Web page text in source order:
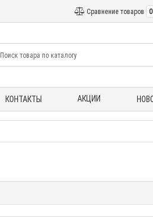
Сравнение товаров 0
КОНТАКТЫ АКЦИИ